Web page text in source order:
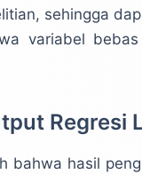
sehingga
variabel
Regresi
bahwa hasil